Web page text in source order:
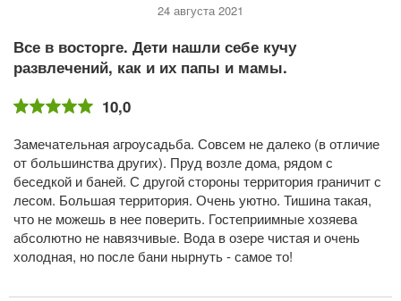
24 августа 2021
Все в восторге. Дети нашли себе кучу
развлечений, как и их папы и мамы.
10,0
Замечательная агроусадьба. Совсем не далеко (в отличие
от большинства других). Пруд возле дома, рядом с
беседкой и баней. С другой стороны территория граничит с
лесом. Большая территория. Очень уютно. Тишина такая,
что не можешь в нее поверить. Гостеприимные хозяева
абсолютно не навязчивые. Вода в озере чистая и очень
холодная, но после бани нырнуть - самое то!